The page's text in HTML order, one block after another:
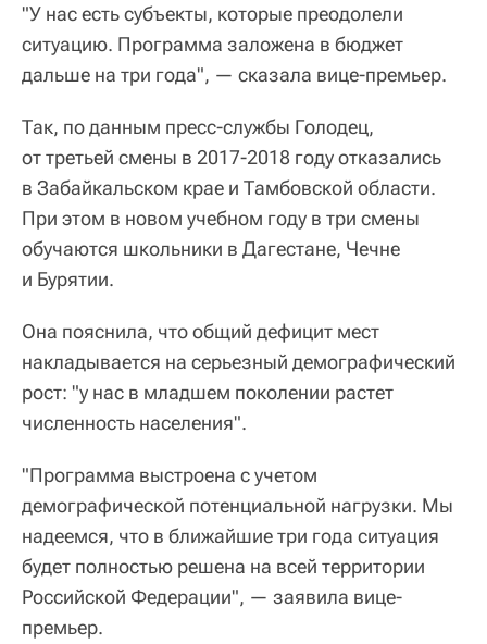
"У нас есть субъекты, которые преодолели
ситуацию. Программа заложена в бюджет
дальше на три года", — сказала вице-премьер.
Так, по данным пресс-службы Голодец,
от третьей смены в 2017-2018 году отказались
в Забайкальском крае и Тамбовской области.
При этом в новом учебном году в три смены
обучаются школьники в Дагестане, Чечне
и Бурятии.
Она пояснила, что общий дефицит мест
накладывается на серьезный демографический
рост: "у нас в младшем поколении растет
численность населения".
"Программа выстроена с учетом
демографической потенциальной нагрузки. Мы
надеемся, что в ближайшие три года ситуация
будет полностью решена на всей территории
Российской Федерации", — заявила вице-
премьер.